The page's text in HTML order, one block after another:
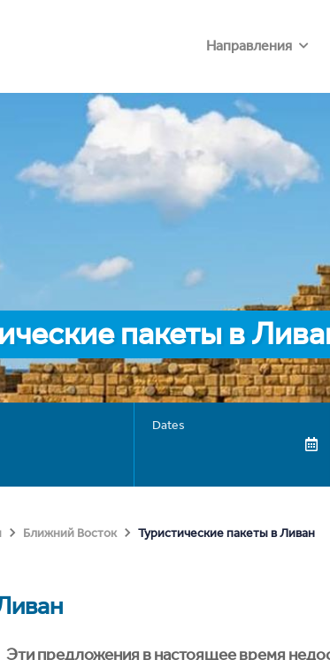
Направления
пакеты в
Dates
Ближний Восток Туристические пакеты в Ливан
Эти предложения в настоящее время